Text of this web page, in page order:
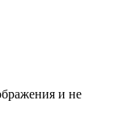
и не